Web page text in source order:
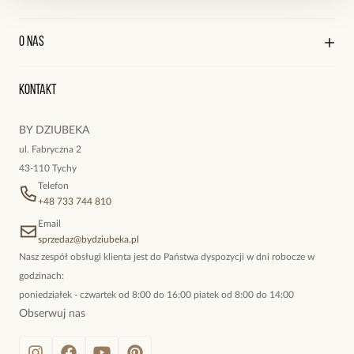
Wielkość zawieszki: 1,00 cm x 1,10 cm.
Reklamacje i zwroty
Edycja profilu
O nas
Oryginalne naszyjniki, topowe bransoletki, okazałe kolczyki,
Kontakt
BY DZIUBEKA
ul. Fabryczna 2
43-110 Tychy
Telefon
+48 733 744 810
Email
sprzedaz@bydziubeka.pl
Nasz zespół obsługi klienta jest do Państwa dyspozycji w dni robocze w
godzinach:
poniedziałek - czwartek od 8:00 do 16:00 piatek od 8:00 do 14:00
Obserwuj nas